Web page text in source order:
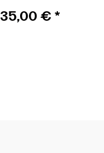
35,00 €*